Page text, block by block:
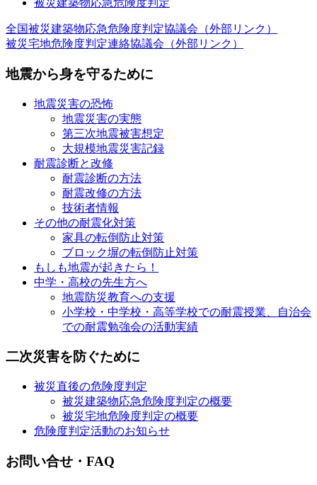
被災建築物応急危険度判定
全国被災建築物応急危険度判定協議会（外部リンク）
被災宅地危険度判定連絡協議会（外部リンク）
地震から身を守るために
地震災害の恐怖
地震災害の実態
第三次地震被害想定
大規模地震災害記録
耐震診断と改修
耐震診断の方法
耐震改修の方法
技術者情報
その他の耐震化対策
家具の転倒防止対策
ブロック塀の転倒防止対策
もしも地震が起きたら！
中学・高校の先生方へ
地震防災教育への支援
小学校・中学校・高等学校での耐震授業、自治会
での耐震勉強会の活動実績
二次災害を防ぐために
被災直後の危険度判定
被災建築物応急危険度判定の概要
被災宅地危険度判定の概要
危険度判定活動のお知らせ
お問い合せ・FAQ